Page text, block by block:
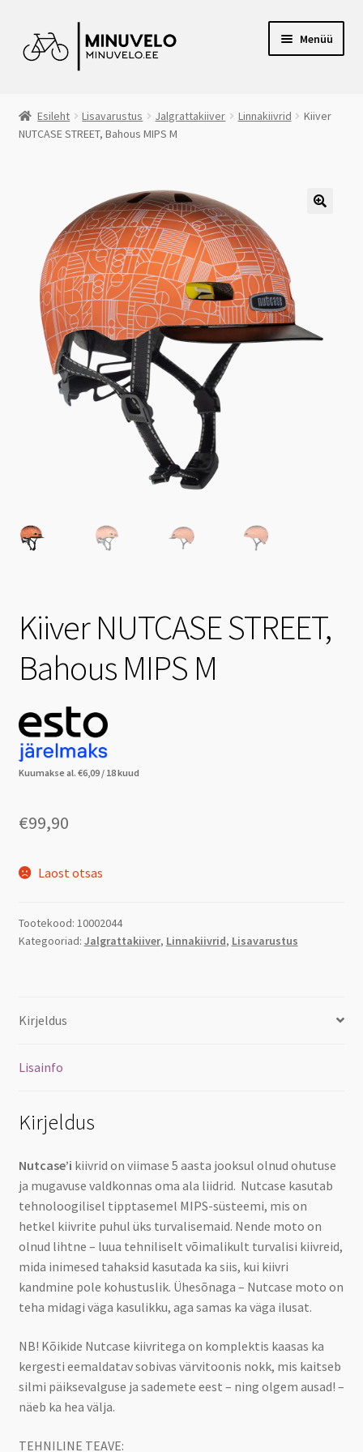
Liigu
navigeerimisele
Liigu
sisu
Menüü
E-POOD
CANYON RATTAD
JALGRATTARENT
JÄRELMAKS
Esileht Lisavarustus Jalgrattakiiver Linnakiivrid
Kiiver
NUTCASE STREET, Bahous MIPS M
Kiiver NUTCASE STREET,
Bahous MIPS M
Kuumakse al. €6,09/ 18 kuud
€99,90
Laost otsas
Tootekood: 10002044
Kategooriad: Jalgrattakiiver, Linnakiivrid, Lisavarustus
Kirjeldus
Lisainfo
Kirjeldus
Nutcase’i kiivrid on viimase 5 aasta jooksul olnud ohutuse
ja mugavuse valdkonnas oma ala liidrid. Nutcase kasutab
tehnoloogilisel tipptasemel MIPS-süsteemi, mis on
hetkel kiivrite puhul üks turvalisemaid. Nende moto on
olnud lihtne – luua tehniliselt võimalikult turvalisi kiivreid,
mida inimesed tahaksid kasutada ka siis, kui kiivri
kandmine pole kohustuslik. Ühesõnaga – Nutcase moto on
teha midagi väga kasulikku, aga samas ka väga ilusat.
NB! Kõikide Nutcase kiivritega on komplektis kaasas ka
kergesti eemaldatav sobivas värvitoonis nokk, mis kaitseb
silmi päiksevalguse ja sademete eest – ning olgem ausad! –
näeb ka hea välja.
TEHNILINE TEAVE: